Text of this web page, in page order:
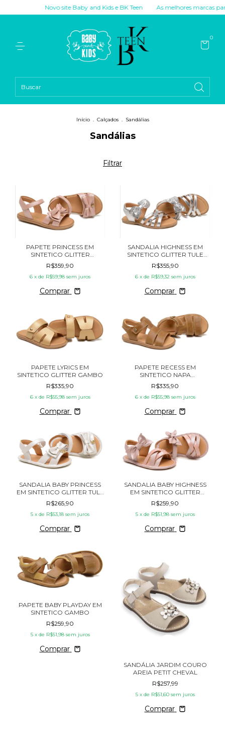
Novo site Baby and Kids e BK Teen As melhores marcas para você!
0
Início . Calçados . Sandálias
Sandálias
Filtrar
PAPETE PRINCESS EM
SINTETICO GLITTER
BLOSSOM GAMBO
R$359,90
6 x de R$59,98 sem juros
Comprar
SANDALIA HIGHNESS EM
SINTETICO GLITTER TULE
GAMBO
R$355,90
6 x de R$59,32 sem juros
Comprar
PAPETE LYRICS EM
SINTETICO GLITTER GAMBO
R$335,90
6 x de R$55,98 sem juros
Comprar
PAPETE RECESS EM
SINTETICO NAPA
MARRAKESH GAMBO
R$335,90
6 x de R$55,98 sem juros
Comprar
SANDALIA BABY PRINCESS
EM SINTETICO GLITTER TULE
GAMBO
R$265,90
5 x de R$53,18 sem juros
Comprar
SANDALIA BABY HIGHNESS
EM SINTETICO GLITTER
BLOSSOM GAMBO
R$259,90
5 x de R$51,98 sem juros
Comprar
PAPETE BABY PLAYDAY EM
SINTETICO GAMBO
R$259,90
5 x de R$51,98 sem juros
Comprar
SANDÁLIA JARDIM COURO
AREIA PETIT CHEVAL
R$257,99
5 x de R$51,60 sem juros
Comprar